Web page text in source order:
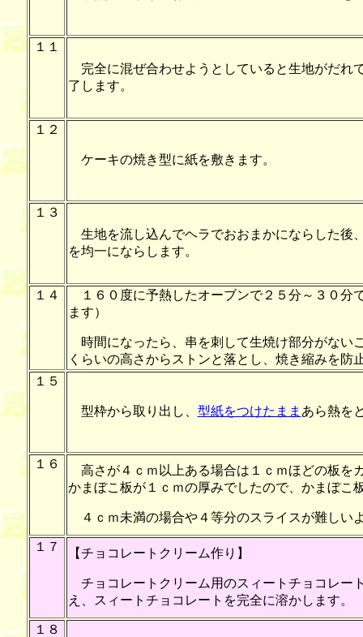
１１
完全に混ぜ合わせようとしていると生地がだれ
了します。
１２
ケーキの焼き型に紙を敷きます。
１３
生地を流し込んでヘラでおおまかにならした後
を均一にならします。
１４
１６０度に予熱したオーブンで２５分～３０分
ます）
時間になったら、串を刺して生焼け部分がない
くらいの高さからストンと落とし、焼き縮みを防
１５
型枠から取り出し、 型紙をつけたまま あら熱を
１６
高さが４ｃｍ以上ある場合は１ｃｍほどの板を
かまぼこ板が１ｃｍの厚みでしたので、かまぼこ
４ｃｍ未満の場合や４等分のスライスが難しい
１７ 【チョコレートクリーム作り】
チョコレートクリーム用のスィートチョコレー
え、スィートチョコレートを完全に溶かします。
１８